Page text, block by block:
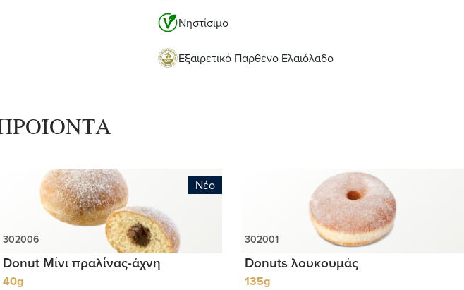
Νηστίσιμο
Εξαιρετικό Παρθένο Ελαιόλαδο
Νέο
Donut Μίνι πραλίνας-άχνη
40g
Donuts λουκουμάς
135g